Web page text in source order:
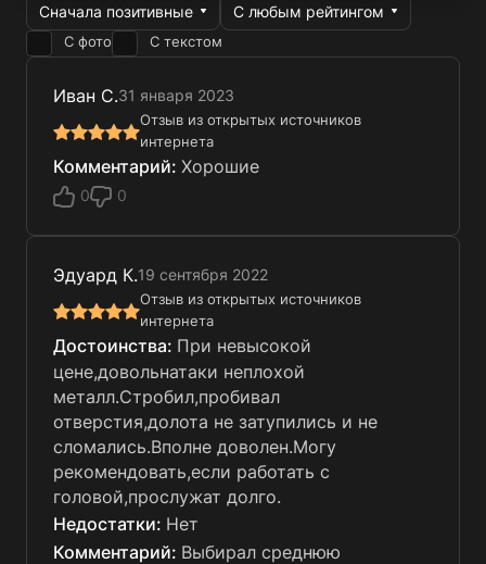
Сначала позитивные С любым рейтингом
С фото С текстом
Иван С.31 января 2023
Отзыв из открытых источников
интернета
Хорошие
0 0
Эдуард К.19 сентября 2022
Отзыв из открытых источников
интернета
При невысокой
цене,довольнатаки неплохой
металл.Стробил,пробивал
отверстия,долота не затупились и не
сломались.Вполне доволен.Могу
рекомендовать,если работать с
головой,прослужат долго.
Нет
Выбирал среднюю